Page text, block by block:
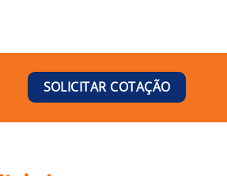
SOLICITAR COTAÇÃO